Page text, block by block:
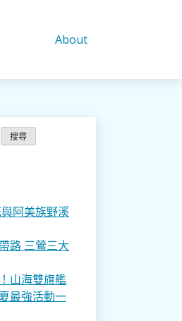
About
阿美族野溪
路 三鶯三大
山海雙旗艦
最強活動一